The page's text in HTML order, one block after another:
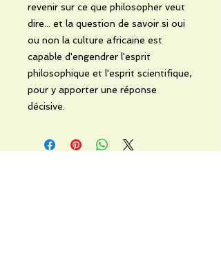
revenir sur ce que philosopher veut
dire... et la question de savoir si oui
ou non la culture africaine est
capable d'engendrer l'esprit
philosophique et l'esprit scientifique,
pour y apporter une réponse
décisive.